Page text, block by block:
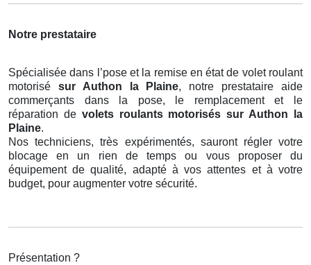
Notre prestataire
Spécialisée dans l’pose et la remise en état de volet roulant
motorisé sur Authon la Plaine, notre prestataire aide
commerçants dans la pose, le remplacement et le
réparation de volets roulants motorisés sur Authon la
Plaine.
Nos techniciens, très expérimentés, sauront régler votre
blocage en un rien de temps ou vous proposer du
équipement de qualité, adapté à vos attentes et à votre
budget, pour augmenter votre sécurité.
Présentation ?